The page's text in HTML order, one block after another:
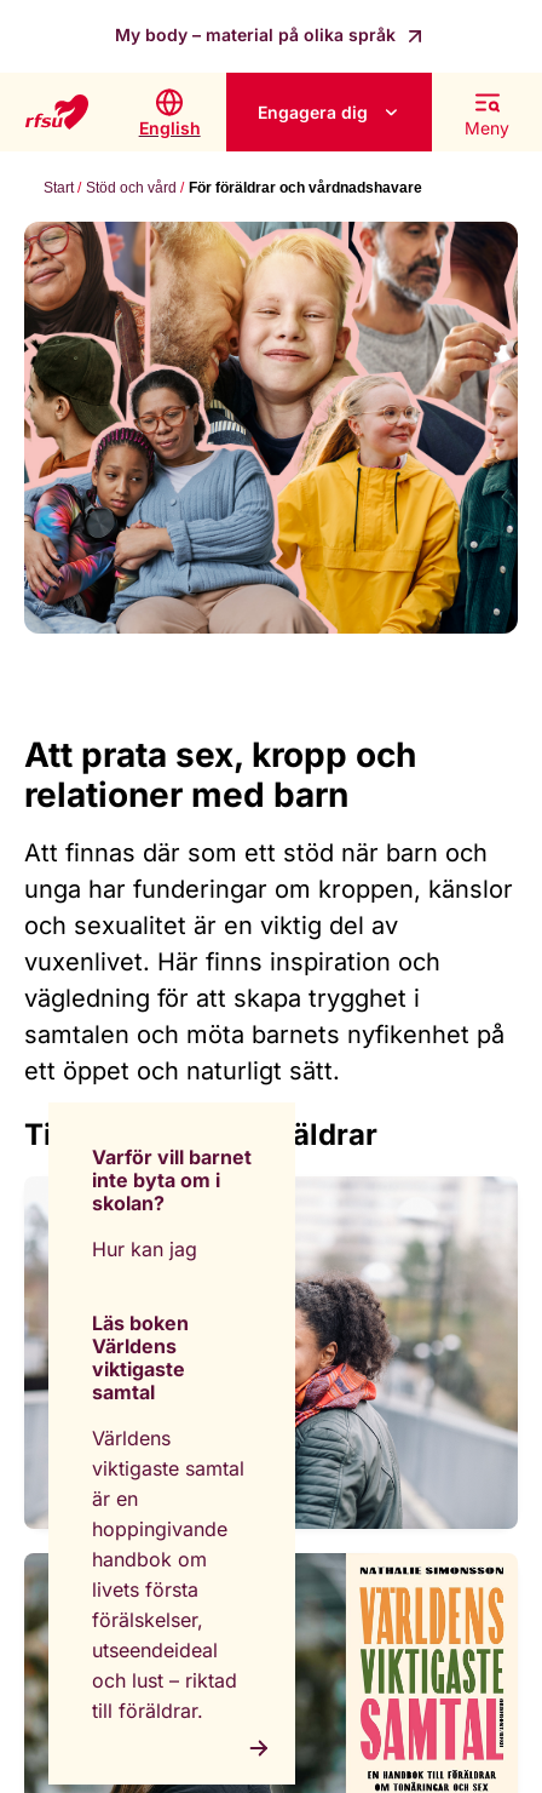
My body – material på olika språk
English
Engagera dig
Meny
Start Stöd och vård För föräldrar och vårdnadshavare
Att prata sex, kropp och
relationer med barn
Att finnas där som ett stöd när barn och
unga har funderingar om kroppen, känslor
och sexualitet är en viktig del av
vuxenlivet. Här finns inspiration och
vägledning för att skapa trygghet i
samtalen och möta barnets nyfikenhet på
ett öppet och naturligt sätt.
Tips och råd till föräldrar
Varför vill barnet
inte byta om i
skolan?
Hur kan jag
barnet ska sova
över? Och hur
pratar jag med
barnet om
nakenbilder?
Läs boken
Världens
viktigaste
samtal
Världens
viktigaste samtal
är en
hoppingivande
handbok om
livets första
förälskelser,
utseendeideal
och lust – riktad
till föräldrar.